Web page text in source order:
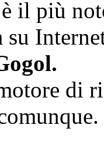
è il più
su
di